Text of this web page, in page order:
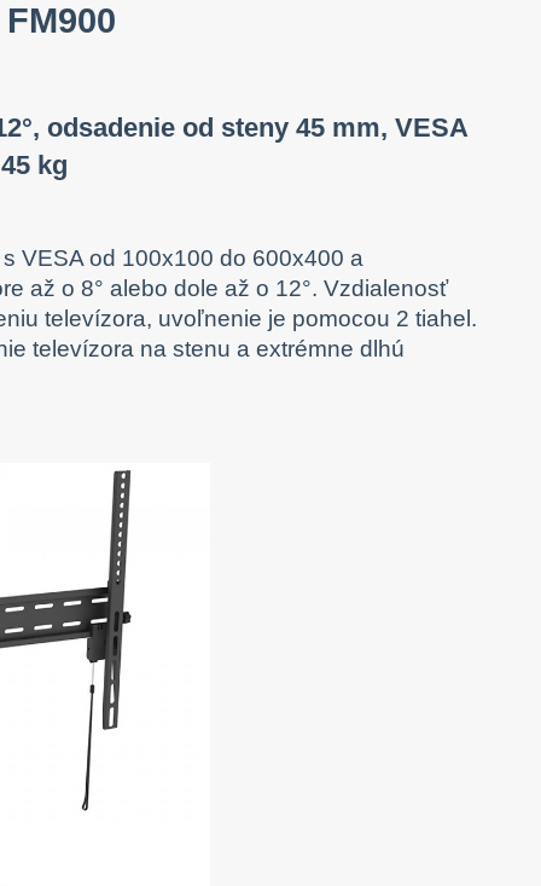
odsadenie od steny 45 mm, VESA
kg
VESA od 100x100 do 600x400 a
až o 8° alebo dole až o 12°. Vzdialenosť
televízora, uvoľnenie je pomocou 2 tiahel.
televízora na stenu a extrémne dlhú